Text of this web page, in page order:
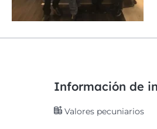
Información de
Valores pecuniarios